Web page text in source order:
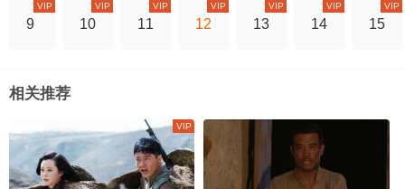
9
VIP
10
VIP
11
VIP
12
VIP
13
VIP
14
VIP
15
VIP
相关推荐